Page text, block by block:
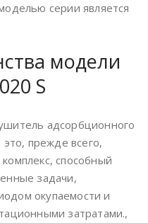
серии является
модели
S
адсорбционного
прежде всего,
способный
задачи,
окупаемости и
затратами.,